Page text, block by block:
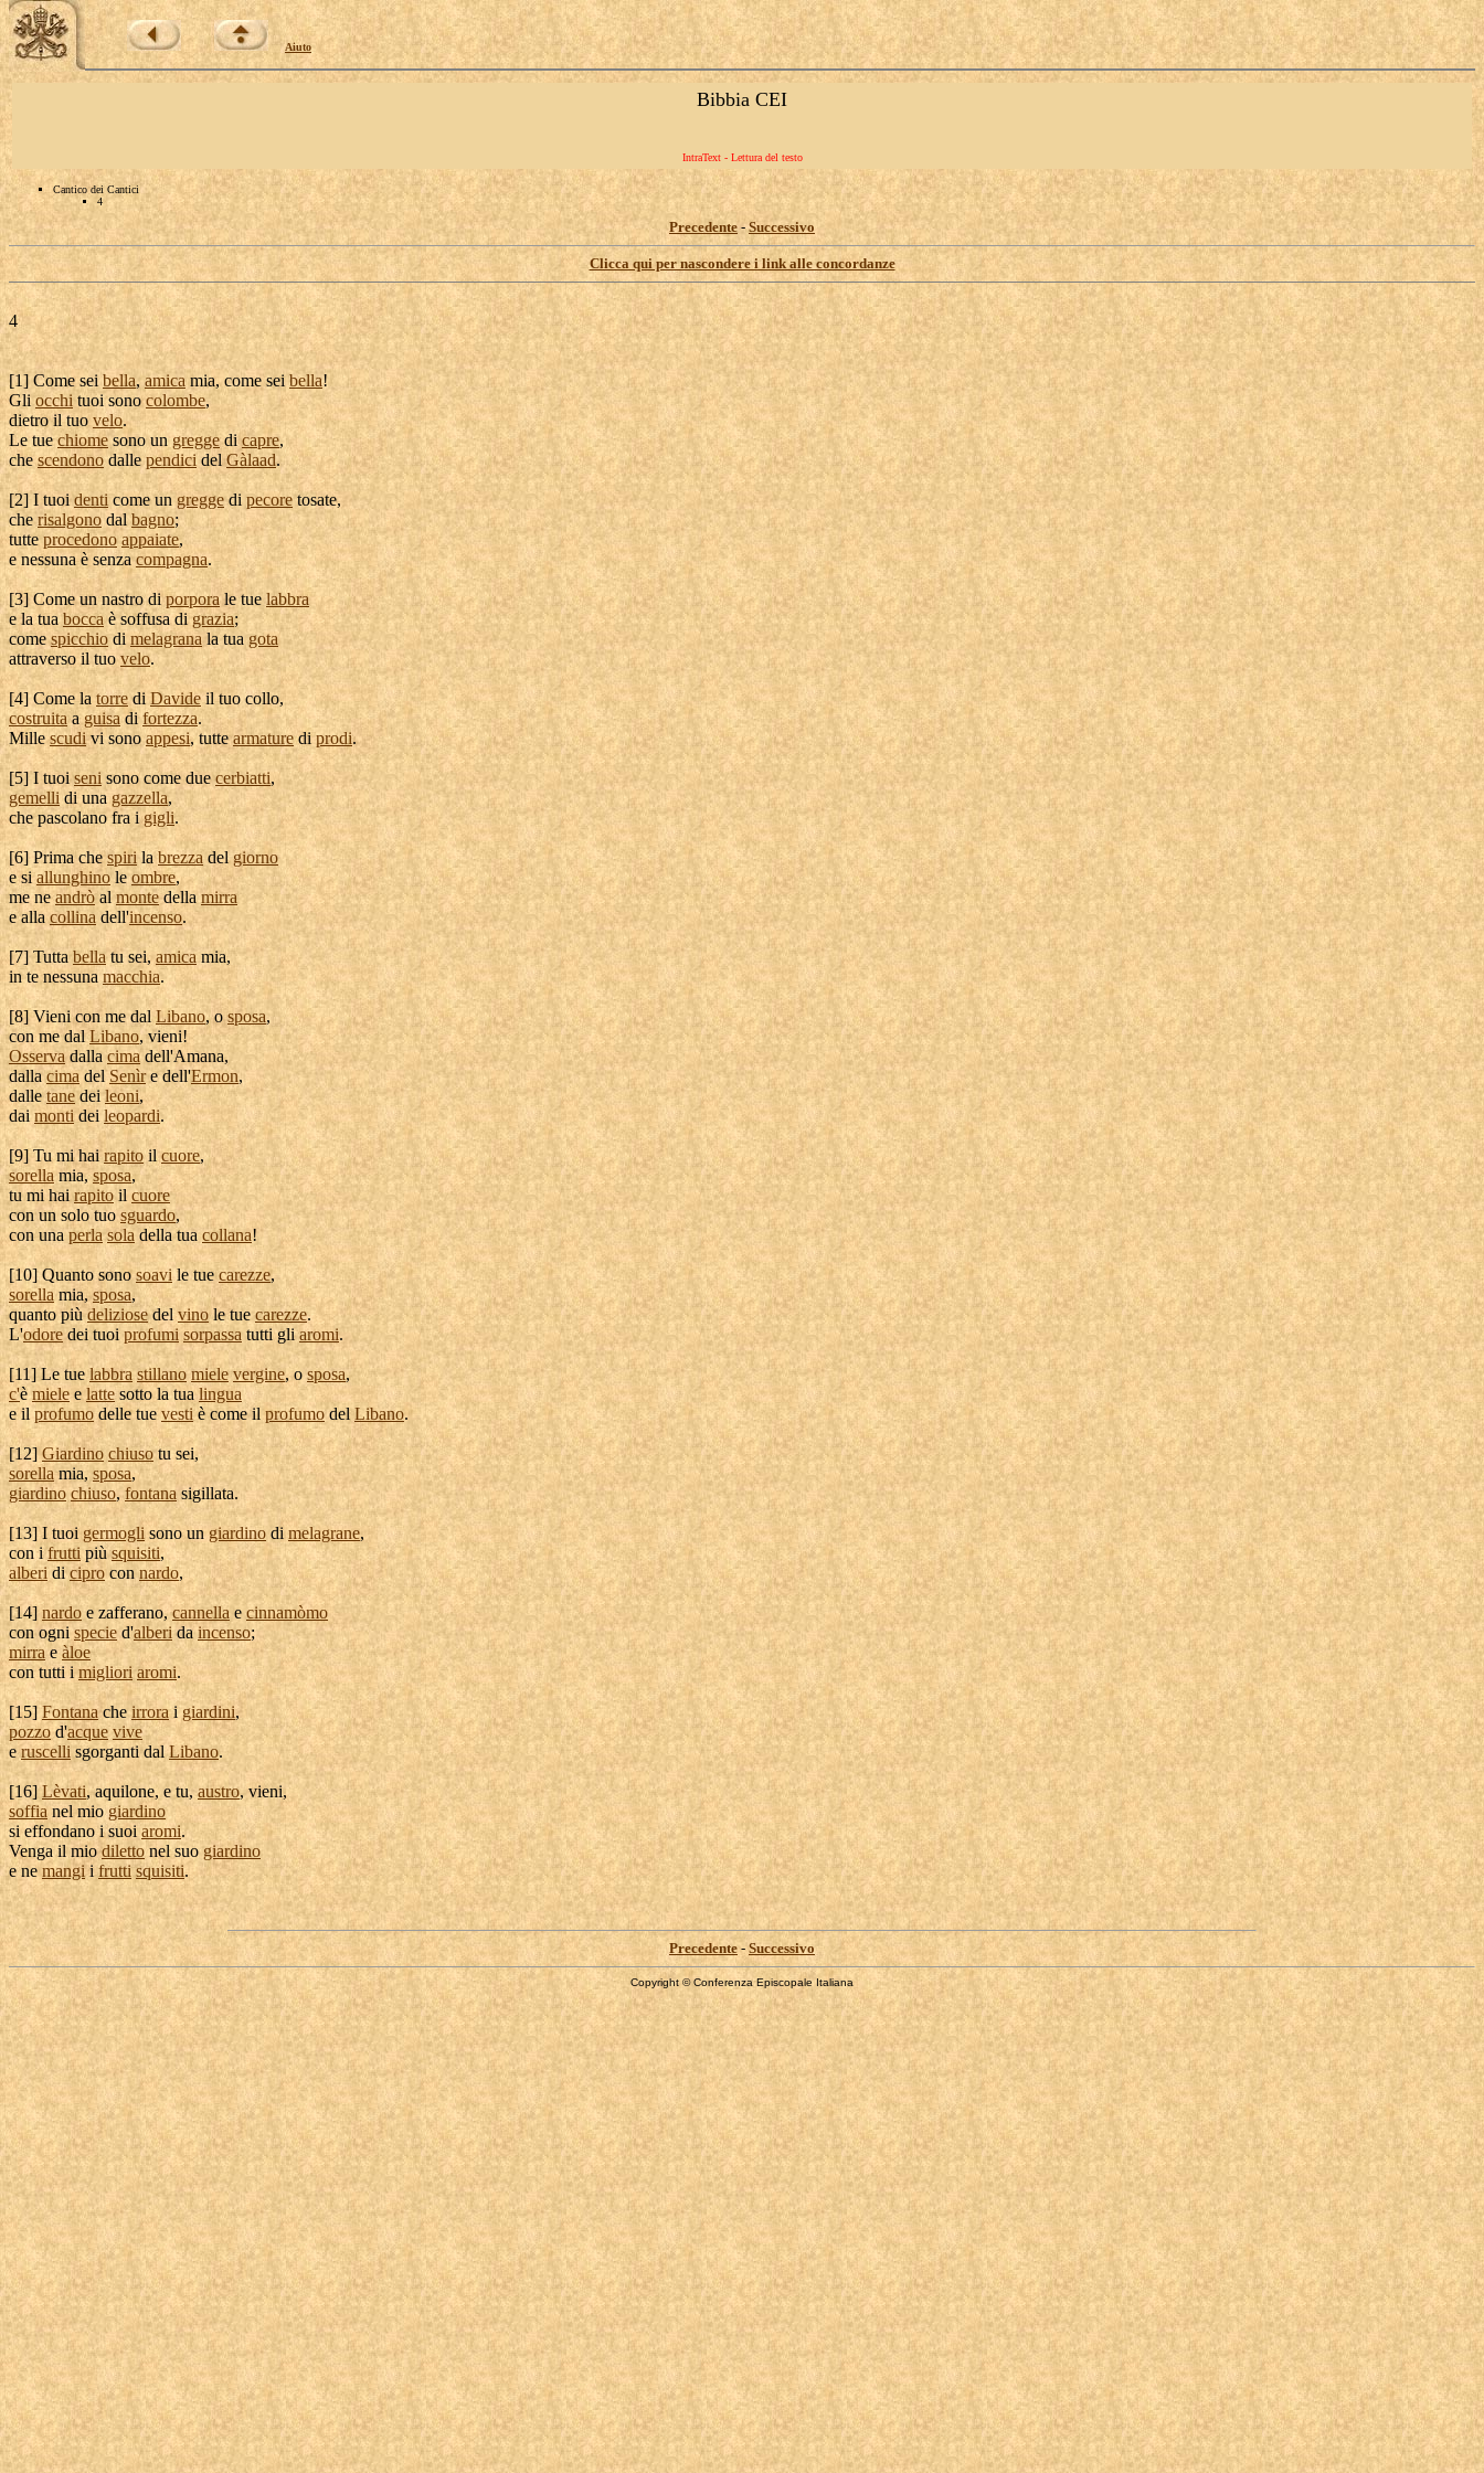
Aiuto
Bibbia CEI
IntraText - Lettura del testo
Cantico dei Cantici
4
Precedente-Successivo
Clicca qui per nascondere i link alle concordanze
4
[1] Come sei bella,amica mia, come sei bella!
Gliocchi tuoi sonocolombe,
dietro il tuo velo.
Le tuechiomesono un greggedi capre,
chescendono dallependicidelGàlaad.
[2] I tuoidenti come un greggedi pecore tosate,
cherisalgonodalbagno;
tutteprocedono appaiate,
e nessuna è senzacompagna.
[3] Come unnastrodiporporale tue labbra
e la tuabocca èsoffusadigrazia;
comespicchio di melagrana la tua gota
attraverso il tuo velo.
[4] Come la torrediDavideil tuo collo,
costruita a guisa di fortezza.
Millescudivi sonoappesi, tuttearmaturedi prodi.
[5] I tuoiseni sono come duecerbiatti,
gemelli di una gazzella,
chepascolanofra igigli.
[6] Prima chespiri la brezzadelgiorno
e si allunghinoleombre,
me ne andrò almontedellamirra
e alla collina dell'incenso.
[7] Tuttabellatu sei, amica mia,
in te nessuna macchia.
[8] Vieni con me dal Libano, osposa,
con me dalLibano, vieni!
Osservadalla cimadell'Amana,
dallacimadelSenìre dell'Ermon,
dalle tane deileoni,
dai monti dei leopardi.
[9] Tu mi hairapitoilcuore,
sorella mia,sposa,
tu mi hai rapito il cuore
con un solo tuo sguardo,
con unaperla sola della tua collana!
[10] Quanto sonosoavi le tue carezze,
sorellamia,sposa,
quanto piùdeliziosedel vinole tue carezze.
L'odoredei tuoi profumi sorpassa tutti gliaromi.
[11] Le tue labbra stillano miele vergine, o sposa,
c'è miele e lattesotto la tua lingua
e il profumo delle tue vesti è come ilprofumodelLibano.
[12] Giardino chiusotu sei,
sorellamia, sposa,
giardino chiuso, fontana sigillata.
[13] I tuoi germogli sono un giardino di melagrane,
con ifrutti piùsquisiti,
alberi dicipro con nardo,
[14] nardo e zafferano,cannella e cinnamòmo
con ogni specie d'alberi da incenso;
mirrae àloe
con tutti i migliori aromi.
[15] Fontanache irrorai giardini,
pozzod'acque vive
eruscelli sgorgantidalLibano.
[16]Lèvati,aquilone, e tu,austro, vieni,
soffia nel mio giardino
si effondanoi suoi aromi.
Venga il miodilettonel suo giardino
e ne mangiifrutti squisiti.
Precedente - Successivo
Copyright © Conferenza Episcopale Italiana